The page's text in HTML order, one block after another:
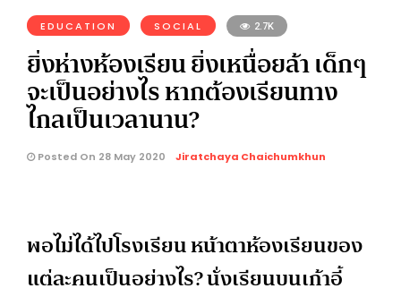
EDUCATION SOCIAL 2.7K
ยิ่งห่างห้องเรียน ยิ่งเหนื่อยล้า เด็กๆ
จะเป็นอย่างไร หากต้องเรียนทาง
ไกลเป็นเวลานาน?
Posted On 28 May 2020 Jiratchaya Chaichumkhun
พอไม่ได้ไปโรงเรียน หน้าตาห้องเรียนของ
แต่ละคนเป็นอย่างไร? นั่งเรียนบนเก้าอี้